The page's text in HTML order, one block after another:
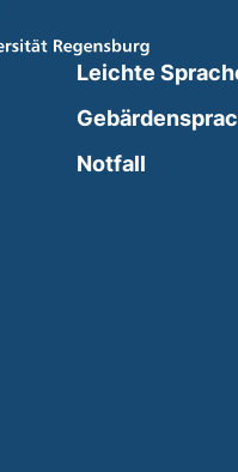
in a new window)
Leichte
Notfall